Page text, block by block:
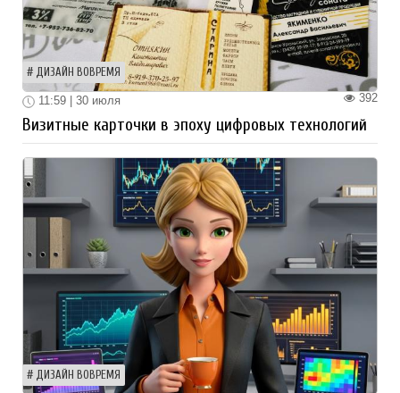
ДИЗАЙН ВОВРЕМЯ
392
11:59 | 30 июля
Визитные карточки в эпоху цифровых технологий
ДИЗАЙН ВОВРЕМЯ